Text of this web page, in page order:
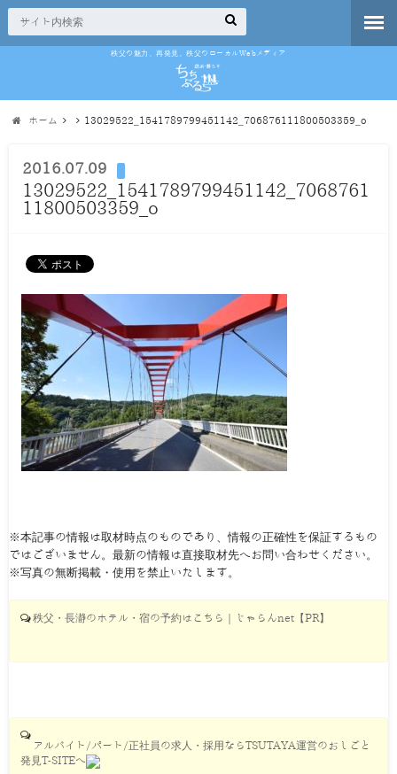
秩父の魅力、再発見。秩父のローカルWebメディア
ホーム 13029522_1541789799451142_706876111800503359_o
2016.07.09
13029522_1541789799451142_7068761
11800503359_o
※本記事の情報は取材時点のものであり、情報の正確性を保証するもの
ではございません。最新の情報は直接取材先へお問い合わせください。
※写真の無断掲載・使用を禁止いたします。
秩父・長瀞のホテル・宿の予約はこちら｜じゃらんnet【PR】
アルバイト/パート/正社員の求人・採用ならTSUTAYA運営のおしごと
発見T-SITEへ